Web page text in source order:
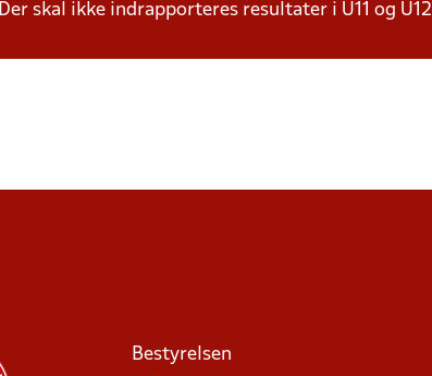
Der skal ikke indrapporteres resultater i U11 og U12
Bestyrelsen